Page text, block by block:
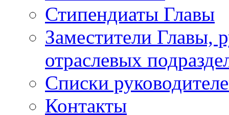
Стипендиаты Главы
Заместители Главы,
отраслевых
Списки
Контакты